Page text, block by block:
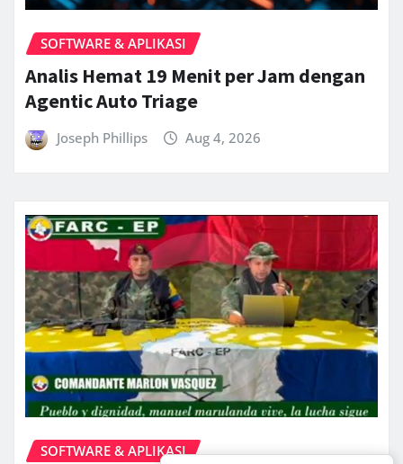
SOFTWARE & APLIKASI
Analis Hemat 19 Menit per Jam dengan
Agentic Auto Triage
Joseph Phillips Aug 4, 2026
SOFTWARE & APLIKASI